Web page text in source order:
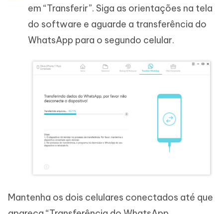
em “Transferir”. Siga as orientações na tela
do software e aguarde a transferência do
WhatsApp para o segundo celular.
Mantenha os dois celulares conectados até que